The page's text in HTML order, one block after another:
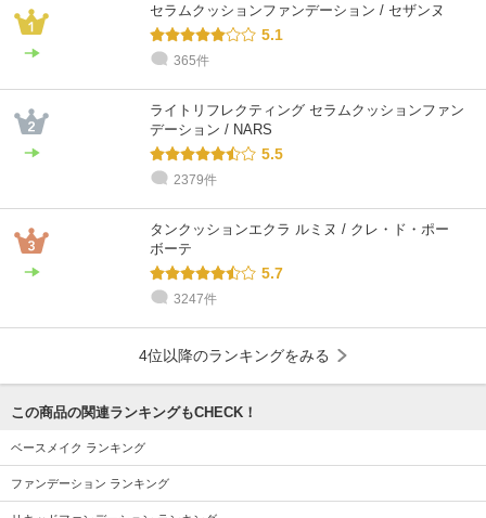
suyama
kubota
にいつま
セラムクッションファンデーション / セザンヌ
5.1
365件
ライトリフレクティング セラムクッションファン
デーション / NARS
5.5
2379件
タンクッションエクラ ルミヌ / クレ・ド・ポー
ボーテ
5.7
3247件
4位以降のランキングをみる
この商品の関連ランキングもCHECK！
ベースメイク ランキング
ファンデーション ランキング